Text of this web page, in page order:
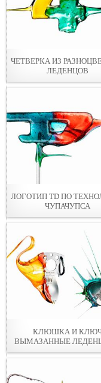
ЧЕТВЕРКА ИЗ
ЛЕДЕНЦОВ
ЛОГОТИП TD ПО
ЧУПАЧУПСА
КЛЮШКА И
ВЫМАЗАННЫЕ